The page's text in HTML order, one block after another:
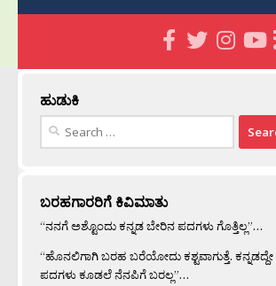
ಹುಡುಕಿ
Search
ಬರಹಗಾರರಿಗೆ ಕಿವಿಮಾತು
“ನನಗೆ ಅಶ್ಟೊಂದು ಕನ್ನಡ ಬೇರಿನ ಪದಗಳು ಗೊತ್ತಿಲ್ಲ”…
“ಹೊನಲಿಗಾಗಿ ಬರಹ ಬರೆಯೋದು ಕಶ್ಟವಾಗುತ್ತೆ.
ಪದಗಳು ಕೂಡಲೆ ನೆನಪಿಗೆ ಬರಲ್ಲ”…